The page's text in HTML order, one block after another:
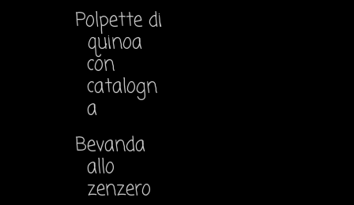
Polpette di
quinoa
con
catalogn
a
Bevanda
allo
zenzero